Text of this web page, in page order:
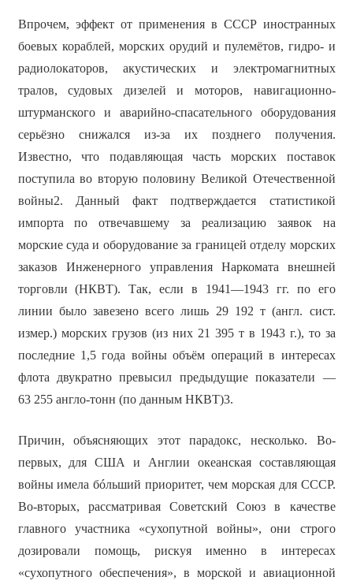
Впрочем, эффект от применения в СССР иностранных
боевых кораблей, морских орудий и пулемётов, гидро- и
радиолокаторов, акустических и электромагнитных
тралов, судовых дизелей и моторов, навигационно-
штурманского и аварийно-спасательного оборудования
серьёзно снижался из-за их позднего получения.
Известно, что подавляющая часть морских поставок
поступила во вторую половину Великой Отечественной
войны2. Данный факт подтверждается статистикой
импорта по отвечавшему за реализацию заявок на
морские суда и оборудование за границей отделу морских
заказов Инженерного управления Наркомата внешней
торговли (НКВТ). Так, если в 1941—1943 гг. по его
линии было завезено всего лишь 29 192 т (англ. сист.
измер.) морских грузов (из них 21 395 т в 1943 г.), то за
последние 1,5 года войны объём операций в интересах
флота двукратно превысил предыдущие показатели —
63 255 англо-тонн (по данным НКВТ)3.
Причин, объясняющих этот парадокс, несколько. Во-
первых, для США и Англии океанская составляющая
войны имела бóльший приоритет, чем морская для СССР.
Во-вторых, рассматривая Советский Союз в качестве
главного участника «сухопутной войны», они строго
дозировали помощь, рискуя именно в интересах
«сухопутного обеспечения», в морской и авиационной